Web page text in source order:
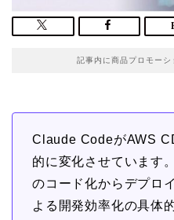
記事内に商品プロモー
Claude CodeがAWS
的に変化させています
のコード化からデプロ
よる開発効率化の具体